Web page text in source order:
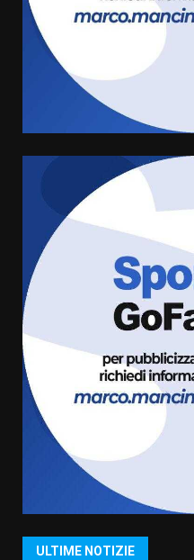
ULTIME NOTIZIE
grande
Santis
giusta”
8 Agosto
“I
Banda”
7 Agosto
US
7 Agosto
1
Grande
del
9 Agosto